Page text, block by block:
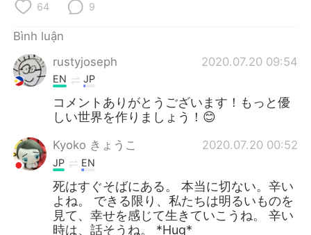
64 9
Bình luận
rustyjoseph
2020.07.20 09:54
EN JP
コメントありがとうございます！もっと優
しい世界を作りましょう！😊
Kyoko きょうこ 2020.07.20 00:52
JP EN
死はすぐそばにある。 本当に切ない。辛い
よね。 できる限り、私たちは明るいものを
見て、幸せを感じて生きていこうね。 辛い
時は、話そうね。 *Hug*